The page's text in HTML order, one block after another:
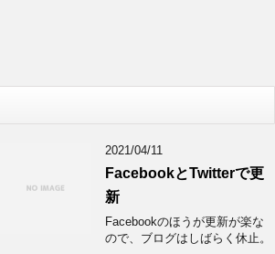
2021/04/11
FacebookとTwitterで更
新
Facebookのほうが更新が楽な
ので、ブログはしばらく休止。